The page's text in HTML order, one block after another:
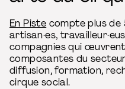
En Piste compte plus de
artisan·es,
compagnies qui
composantes du
diffusion, formation,
cirque social.